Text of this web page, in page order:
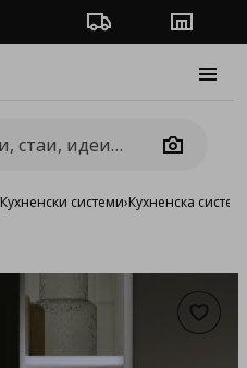
Проследяване на
Camera
Кухненски системи›Кухненска